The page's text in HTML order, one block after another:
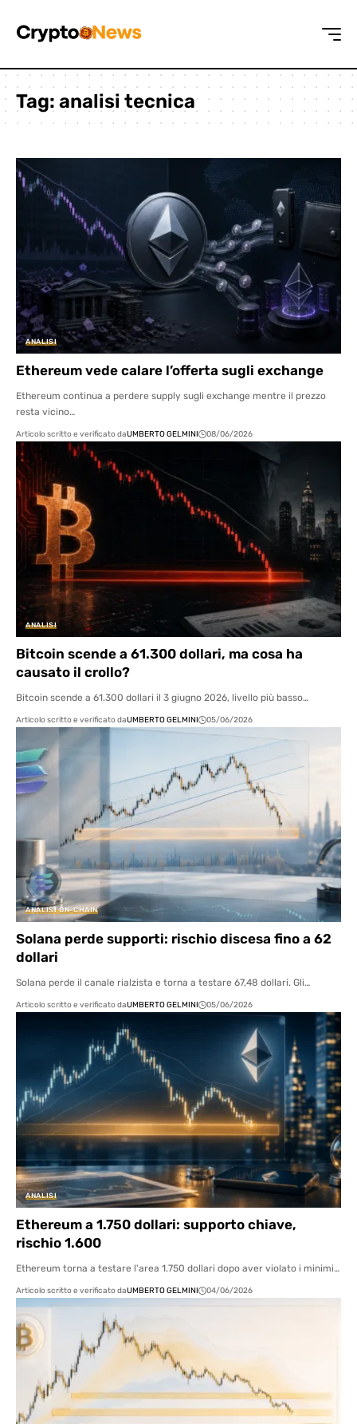
Tag: analisi tecnica
ANALISI
Ethereum vede calare l’offerta sugli exchange
Ethereum continua a perdere supply sugli exchange mentre il prezzo
resta vicino…
Articolo scritto e verificato daUMBERTO GELMINI 08/06/2026
ANALISI
Bitcoin scende a 61.300 dollari, ma cosa ha
causato il crollo?
Bitcoin scende a 61.300 dollari il 3 giugno 2026, livello più basso…
Articolo scritto e verificato daUMBERTO GELMINI 05/06/2026
ANALISI ON-CHAIN
Solana perde supporti: rischio discesa fino a 62
dollari
Solana perde il canale rialzista e torna a testare 67,48 dollari. Gli…
Articolo scritto e verificato daUMBERTO GELMINI 05/06/2026
ANALISI
Ethereum a 1.750 dollari: supporto chiave,
rischio 1.600
Ethereum torna a testare l'area 1.750 dollari dopo aver violato i minimi…
Articolo scritto e verificato daUMBERTO GELMINI 04/06/2026